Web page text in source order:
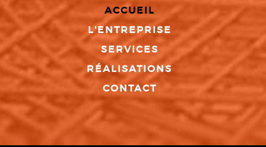
ACCUEIL
L'ENTREPRISE
SERVICES
RÉALISATIONS
CONTACT